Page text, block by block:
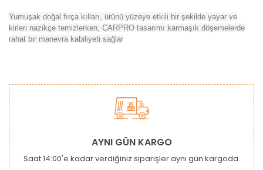
Yumuşak doğal fırça kılları, ürünü yüzeye etkili bir şekilde yayar ve
kirleri nazikçe temizlerken, CARPRO tasarımı karmaşık döşemelerde
rahat bir manevra kabiliyeti sağlar
Bu ürüne ilk yorumu siz yapın!
Yorum Yaz
Görüş ve önerileriniz için teşekkür ederiz.
Ürün açıklamasında eksik bilgiler bulunuyor.
Ürün bilgilerinde hatalar bulunuyor.
AYNI GÜN KARGO
Saat 14:00'e kadar verdiğiniz siparişler aynı gün kargoda.